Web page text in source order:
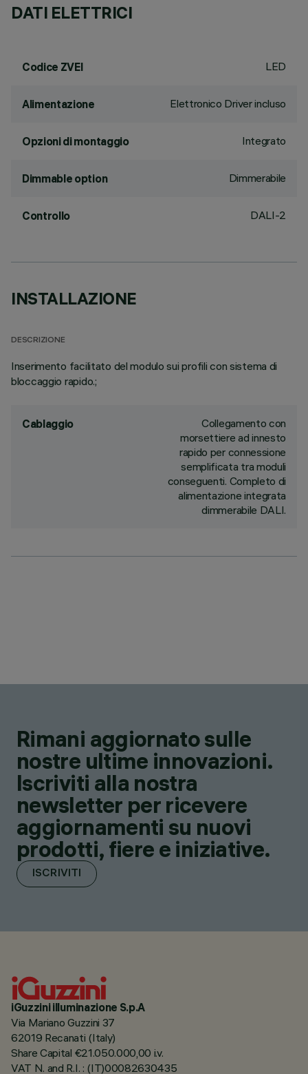
DATI ELETTRICI
Codice ZVEI LED
Alimentazione Elettronico Driver incluso
Opzioni di montaggio Integrato
Dimmable option Dimmerabile
Controllo DALI-2
INSTALLAZIONE
DESCRIZIONE
Inserimento facilitato del modulo sui profili con sistema di
bloccaggio rapido.;
Cablaggio
Collegamento con
morsettiere ad innesto
rapido per connessione
semplificata tra moduli
conseguenti. Completo di
alimentazione integrata
dimmerabile DALI.
Rimani aggiornato sulle
nostre ultime innovazioni.
Iscriviti alla nostra
newsletter per ricevere
aggiornamenti su nuovi
prodotti, fiere e iniziative.
ISCRIVITI
iGuzzini illuminazione S.p.A
Via Mariano Guzzini 37
62019 Recanati (Italy)
Share Capital €21.050.000,00 i.v.
VAT N. and R.I. : (IT)00082630435